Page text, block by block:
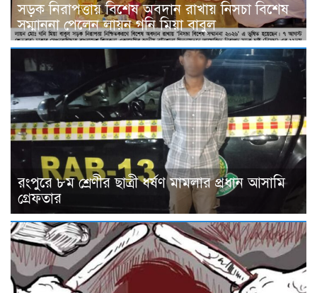
সড়ক নিরাপত্তায় বিশেষ অবদান রাখায় নিসচা বিশেষ
সম্মাননা পেলেন লায়ন গনি মিয়া বাবুল
রংপুরে ৮ম শ্রেণীর ছাত্রী ধর্ষণ মামলার প্রধান আসামি
গ্রেফতার